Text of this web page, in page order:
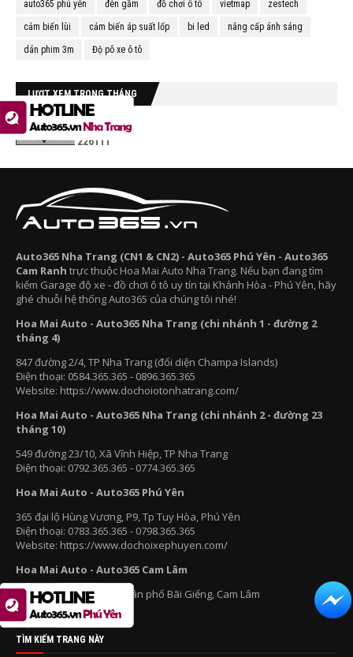
auto365 phú yên đèn gầm đồ chơi ô tô vietmap zestech
cảm biến lùi cảm biến áp suất lốp bi led nâng cấp ánh sáng
dán phim 3m Độ pô xe ô tô
LƯỢT XEM TRONG THÁNG
2261 1 1
Auto365 Nha Trang (CN1 & CN2) - Auto365 Phú Yên - Auto365
Cam Ranh trực thuộc Hoa Mai Auto Nha Trang. Nếu bạn đang tìm
kiếm Garage độ xe - đồ chơi ô tô uy tín tại Khánh Hòa - Phú Yên, hãy
ghé chuỗi hệ thống Auto365 của chúng tôi nhé!
Hoa Mai Auto - Auto365 Nha Trang (chi nhánh 1 - đường 2
tháng 4)
847 đường 2/4, TP Nha Trang (đối diện Champa Islands)
Điện thoại: 0584.365.365 - 0896.365.365
Website: https://www.dochoiotonhatrang.com/
Hoa Mai Auto - Auto365 Nha Trang (chi nhánh 2 - đường 23
tháng 10)
549 đường 23/10, Xã Vĩnh Hiệp, TP Nha Trang
Điện thoại: 0792.365.365 - 0774.365.365
Hoa Mai Auto - Auto365 Phú Yên
365 đại lộ Hùng Vương, P9, Tp Tuy Hòa, Phú Yên
Điện thoại: 0783.365.365 - 0798.365.365
Website: https://www.dochoixephuyen.com/
Hoa Mai Auto - Auto365 Cam Lâm
220C Trường Chinh, Tổ dân phố Bãi Giếng, Cam Lâm
Điện thoại: 0566.365.365
TÌM KIẾM TRANG NÀY